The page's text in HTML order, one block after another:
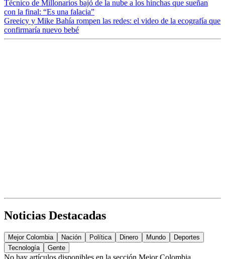
Técnico de Millonarios bajó de la nube a los hinchas que sueñan
con la final: “Es una falacia”
Greeicy y Mike Bahía rompen las redes: el video de la ecografía que
confirmaría nuevo bebé
Noticias Destacadas
Mejor Colombia Nación Política Dinero Mundo
Deportes
Tecnología
Gente